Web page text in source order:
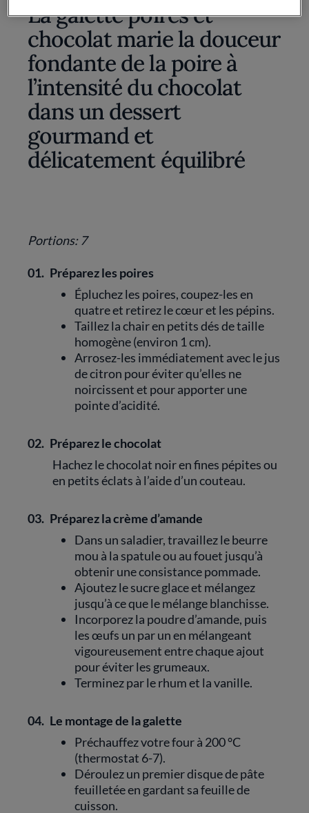
La galette poires et
chocolat marie la douceur
fondante de la poire à
l’intensité du chocolat
dans un dessert
gourmand et
délicatement équilibré
Portions: 7
01. Préparez les poires
Épluchez les poires, coupez-les en
quatre et retirez le cœur et les pépins.
Taillez la chair en petits dés de taille
homogène (environ 1 cm).
Arrosez-les immédiatement avec le jus
de citron pour éviter qu’elles ne
noircissent et pour apporter une
pointe d’acidité.
02. Préparez le chocolat
Hachez le chocolat noir en fines pépites ou
en petits éclats à l’aide d’un couteau.
03. Préparez la crème d’amande
Dans un saladier, travaillez le beurre
mou à la spatule ou au fouet jusqu’à
obtenir une consistance pommade.
Ajoutez le sucre glace et mélangez
jusqu’à ce que le mélange blanchisse.
Incorporez la poudre d’amande, puis
les œufs un par un en mélangeant
vigoureusement entre chaque ajout
pour éviter les grumeaux.
Terminez par le rhum et la vanille.
04. Le montage de la galette
Préchauffez votre four à 200 °C
(thermostat 6-7).
Déroulez un premier disque de pâte
feuilletée en gardant sa feuille de
cuisson.